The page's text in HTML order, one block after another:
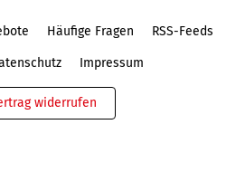
Häufige Fragen RSS-Feeds
Impressum
widerrufen